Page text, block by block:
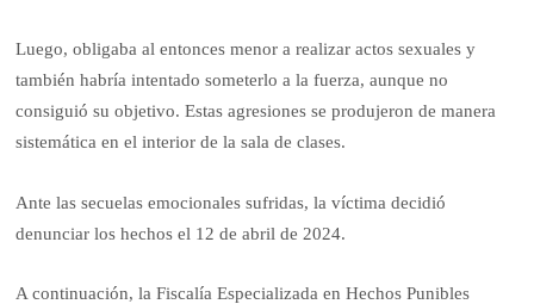
Luego, obligaba al entonces menor a realizar actos sexuales y
también habría intentado someterlo a la fuerza, aunque no
consiguió su objetivo. Estas agresiones se produjeron de manera
sistemática en el interior de la sala de clases.
Ante las secuelas emocionales sufridas, la víctima decidió
denunciar los hechos el 12 de abril de 2024.
A continuación, la Fiscalía Especializada en Hechos Punibles